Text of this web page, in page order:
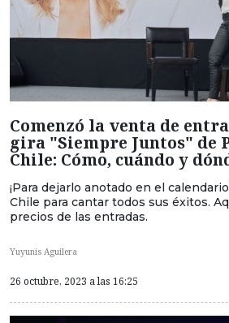
Comenzó la venta de
gira "Siempre Juntos" de
Chile: Cómo, cuándo y
¡Para dejarlo anotado en el
Chile para cantar todos sus éxitos.
precios de las entradas.
Yuyunis Aguilera
26 octubre, 2023 a las 16:25